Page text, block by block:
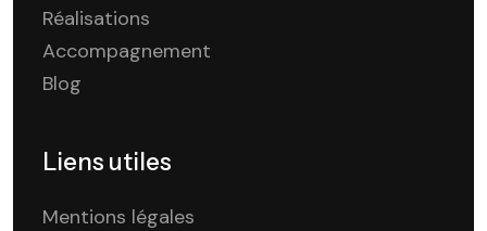
Réalisations
Accompagnement
Blog
Liens utiles
Mentions légales